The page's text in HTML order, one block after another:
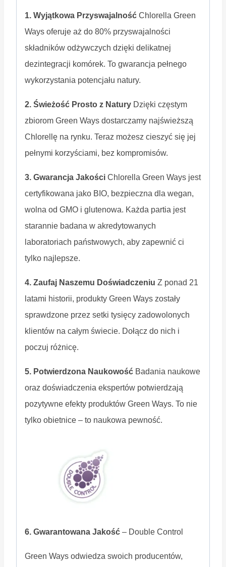
1. Wyjątkowa Przyswajalność Chlorella Green
Ways oferuje aż do 80% przyswajalności
składników odżywczych dzięki delikatnej
dezintegracji komórek. To gwarancja pełnego
wykorzystania potencjału natury.
2. Świeżość Prosto z Natury Dzięki częstym
zbiorom Green Ways dostarczamy najświeższą
Chlorellę na rynku. Teraz możesz cieszyć się jej
pełnymi korzyściami, bez kompromisów.
3. Gwarancja Jakości Chlorella Green Ways jest
certyfikowana jako BIO, bezpieczna dla wegan,
wolna od GMO i glutenowa. Każda partia jest
starannie badana w akredytowanych
laboratoriach państwowych, aby zapewnić ci
tylko najlepsze.
4. Zaufaj Naszemu Doświadczeniu Z ponad 21
latami historii, produkty Green Ways zostały
sprawdzone przez setki tysięcy zadowolonych
klientów na całym świecie. Dołącz do nich i
poczuj różnicę.
5. Potwierdzona Naukowość Badania naukowe
oraz doświadczenia ekspertów potwierdzają
pozytywne efekty produktów Green Ways. To nie
tylko obietnice – to naukowa pewność.
6. Gwarantowana Jakość – Double Control
Green Ways odwiedza swoich producentów,